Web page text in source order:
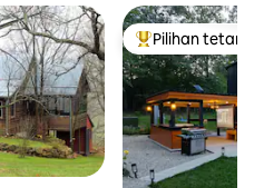
Pilihan utama
Pilihan tetamu